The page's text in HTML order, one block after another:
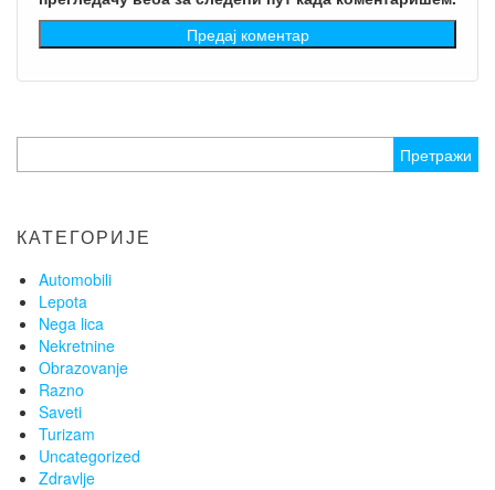
за:
КАТЕГОРИЈЕ
Automobili
Lepota
Nega lica
Nekretnine
Obrazovanje
Razno
Saveti
Turizam
Uncategorized
Zdravlje